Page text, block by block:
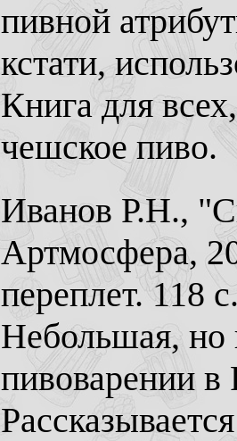
пивной
кстати,
Книга для
чешское пиво.
Иванов Р.Н.,
Артмосфера,
переплет. 118
Небольшая, но
пивоварении в